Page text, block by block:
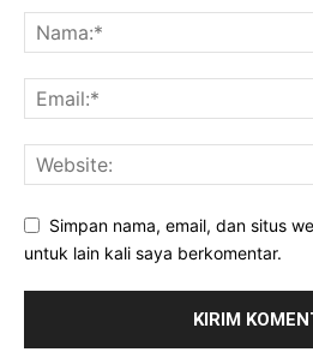
Simpan nama, email, dan situs
untuk lain kali saya berkomentar.